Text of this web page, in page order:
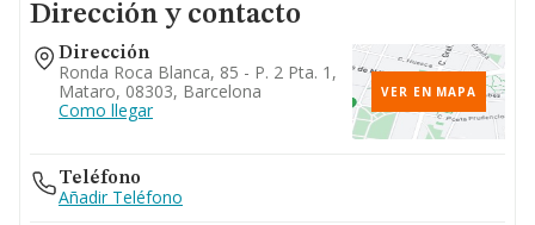
Dirección y contacto
Dirección
Ronda Roca Blanca, 85 - P. 2 Pta. 1,
Mataro, 08303, Barcelona
Como llegar
VER EN MAPA
Teléfono
Añadir Teléfono